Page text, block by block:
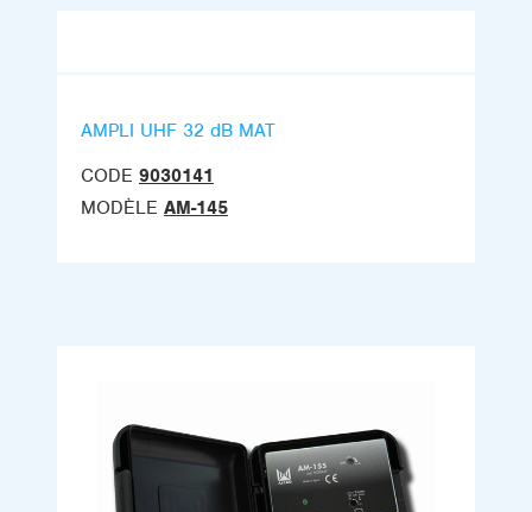
AMPLI UHF 32 dB MAT
CODE 9030141
MODÈLE AM-145